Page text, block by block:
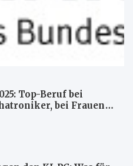
Top-Beruf bei
bei Frauen